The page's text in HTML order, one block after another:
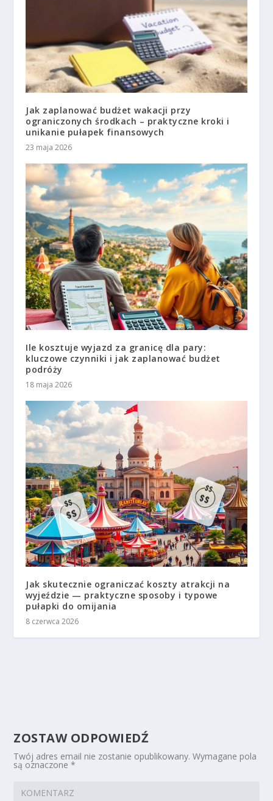
Jak zaplanować budżet wakacji przy
ograniczonych środkach – praktyczne kroki i
unikanie pułapek finansowych
23 maja 2026
Ile kosztuje wyjazd za granicę dla pary:
kluczowe czynniki i jak zaplanować budżet
podróży
18 maja 2026
Jak skutecznie ograniczać koszty atrakcji na
wyjeździe — praktyczne sposoby i typowe
pułapki do omijania
8 czerwca 2026
ZOSTAW ODPOWIEDŹ
Twój adres email nie zostanie opublikowany. Wymagane pola
są oznaczone*